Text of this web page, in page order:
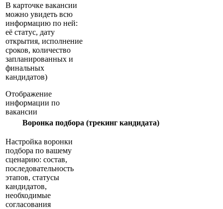
В карточке вакансии
можно увидеть всю
информацию по ней:
её статус, дату
открытия, исполнение
сроков, количество
запланированных и
финальных
кандидатов)
Отображение
информации по
вакансии
Воронка подбора (трекинг кандидата)
Настройка воронки
подбора по вашему
сценарию: состав,
последовательность
этапов, статусы
кандидатов,
необходимые
согласования